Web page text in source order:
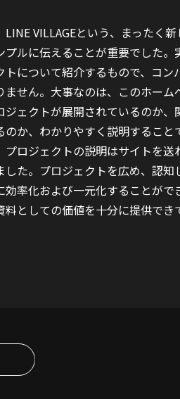
LINE VILLAGEという、まったく
プルに伝えることが重要でした
トについて紹介するもので、コン
ません。大事なのは、このホーム
ジェクトが展開されているのか
のか、わかりやすく説明すること
プロジェクトの説明はサイトを送
した。プロジェクトを広め、認知
効率化および一元化することがで
料としての価値を十分に提供でき